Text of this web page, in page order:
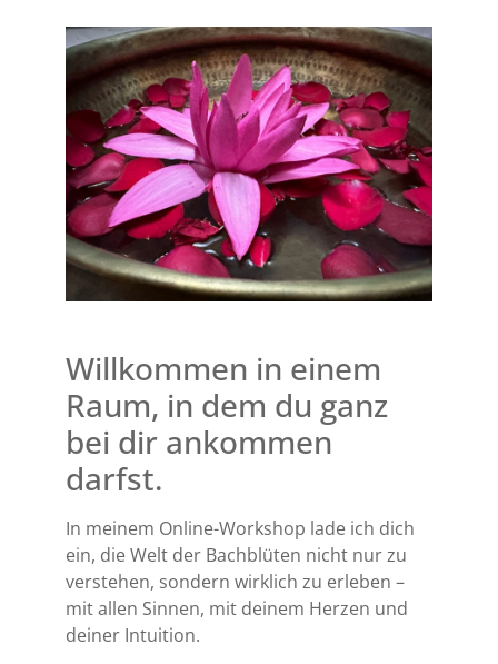
Willkommen in einem
Raum, in dem du ganz
bei dir ankommen
darfst.
In meinem Online-Workshop lade ich dich
ein, die Welt der Bachblüten nicht nur zu
verstehen, sondern wirklich zu erleben –
mit allen Sinnen, mit deinem Herzen und
deiner Intuition.